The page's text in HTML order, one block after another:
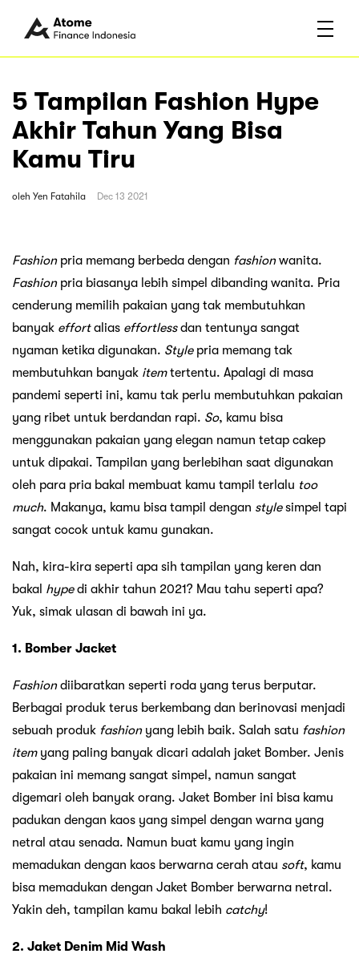
5 Tampilan Fashion Hype
Akhir Tahun Yang Bisa
Kamu Tiru
oleh Yen Fatahila Dec 13 2021
Fashionpria memang berbeda dengan fashionwanita.
Fashionpria biasanya lebih simpel dibanding wanita. Pria
cenderung memilih pakaian yang tak membutuhkan
banyak effortalias effortlessdan tentunya sangat
nyaman ketika digunakan. Stylepria memang tak
membutuhkan banyak itemtertentu. Apalagi di masa
pandemi seperti ini, kamu tak perlu membutuhkan pakaian
yang ribet untuk berdandan rapi. So, kamu bisa
menggunakan pakaian yang elegan namun tetap cakep
untuk dipakai. Tampilan yang berlebihan saat digunakan
oleh para pria bakal membuat kamu tampil terlalu too
much. Makanya, kamu bisa tampil dengan stylesimpel tapi
sangat cocok untuk kamu gunakan.
Nah, kira-kira seperti apa sih tampilan yang keren dan
bakal hypedi akhir tahun 2021? Mau tahu seperti apa?
Yuk, simak ulasan di bawah ini ya.
1. Bomber Jacket
Fashiondiibaratkan seperti roda yang terus berputar.
Berbagai produk terus berkembang dan berinovasi menjadi
sebuah produk fashionyang lebih baik. Salah satu fashion
itemyang paling banyak dicari adalah jaket Bomber. Jenis
pakaian ini memang sangat simpel, namun sangat
digemari oleh banyak orang. Jaket Bomber ini bisa kamu
padukan dengan kaos yang simpel dengan warna yang
netral atau senada. Namun buat kamu yang ingin
memadukan dengan kaos berwarna cerah atau soft, kamu
bisa memadukan dengan Jaket Bomber berwarna netral.
Yakin deh, tampilan kamu bakal lebih catchy!
2. Jaket Denim Mid Wash